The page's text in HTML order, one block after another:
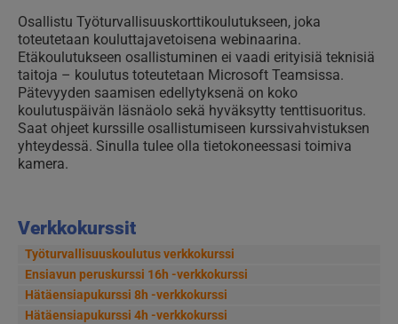
Verkkokurssit
Työturvallisuuskoulutus verkkokurssi
Ensiavun peruskurssi 16h -verkkokurssi
Hätäensiapukurssi 8h -verkkokurssi
Hätäensiapukurssi 4h -verkkokurssi
Osallistu Työturvallisuuskorttikoulutukseen, joka
toteutetaan kouluttajavetoisena webinaarina.
Etäkoulutukseen osallistuminen ei vaadi erityisiä teknisiä
taitoja – koulutus toteutetaan Microsoft Teamsissa.
Pätevyyden saamisen edellytyksenä on koko
koulutuspäivän läsnäolo sekä hyväksytty tenttisuoritus.
Saat ohjeet kurssille osallistumiseen kurssivahvistuksen
yhteydessä. Sinulla tulee olla tietokoneessasi toimiva
kamera.